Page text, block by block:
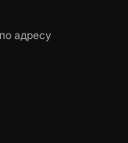
адресу